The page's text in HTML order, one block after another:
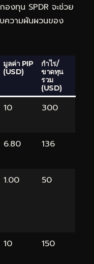
องทุน SPDR จะช่วย
ความผันผวนของ
มูลค่า PIP
(USD)
กำไร/
ขาดทุน
รวม
(USD)
10 300
6.80 136
1.00 50
10 150